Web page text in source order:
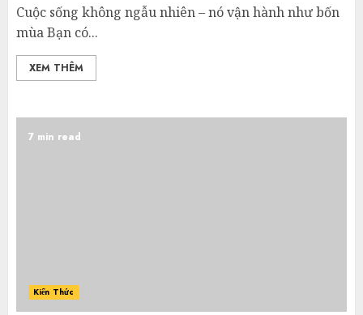
Cuộc sống không ngẫu nhiên – nó vận hành như bốn
mùa Bạn có...
XEM THÊM
7 min read
Kiến Thức